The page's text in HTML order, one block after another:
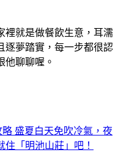
裡就是做餐飲生意，耳濡
逐夢踏實，每一步都很認
他聊聊喔。
盛夏白天免吹冷氣，夜
「明池山莊」吧！